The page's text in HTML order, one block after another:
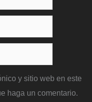
y sitio web en este
haga un comentario.